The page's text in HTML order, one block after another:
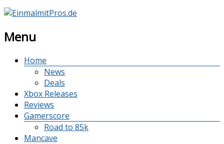
Menu
Home
News
Deals
Xbox Releases
Reviews
Gamerscore
Road to 85k
Mancave